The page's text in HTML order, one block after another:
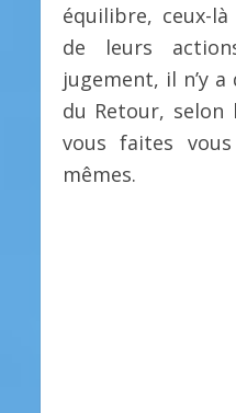
équilibre, ceux-
de leurs
jugement, il n’y a
du Retour,
vous faites
mêmes.